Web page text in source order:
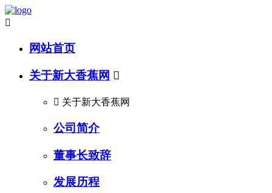

网站首页
关于新大香蕉网 
 关于新大香蕉网
公司简介
董事长致辞
发展历程